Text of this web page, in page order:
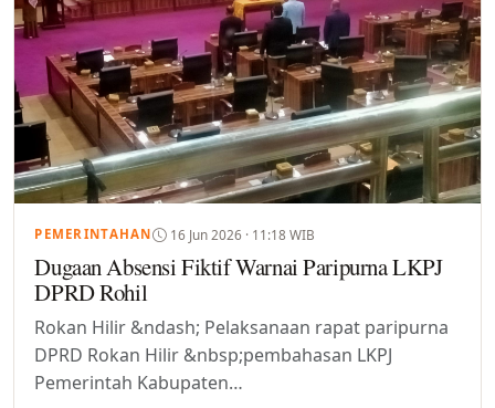
PEMERINTAHAN 16 Jun 2026 · 11:18 WIB
Dugaan Absensi Fiktif Warnai Paripurna LKPJ
DPRD Rohil
Rokan Hilir &ndash; Pelaksanaan rapat paripurna
DPRD Rokan Hilir &nbsp;pembahasan LKPJ
Pemerintah Kabupaten…